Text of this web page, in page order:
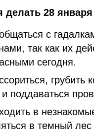
делать 28 января
с
так как их
сегодня.
грубить
и поддаваться
в
в темный